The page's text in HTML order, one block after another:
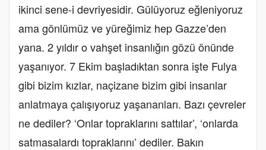
ikinci sene-i devriyesidir. Gülüyoruz eğleniyoruz
ama gönlümüz ve yüreğimiz hep Gazze’den
yana. 2 yıldır o vahşet insanlığın gözü önünde
yaşanıyor. 7 Ekim başladıktan sonra işte Fulya
gibi bizim kızlar, naçizane bizim gibi insanlar
anlatmaya çalışıyoruz yaşananları. Bazı çevreler
ne dediler? ‘Onlar topraklarını sattılar’, ‘onlarda
satmasalardı topraklarını’ dediler. Bakın